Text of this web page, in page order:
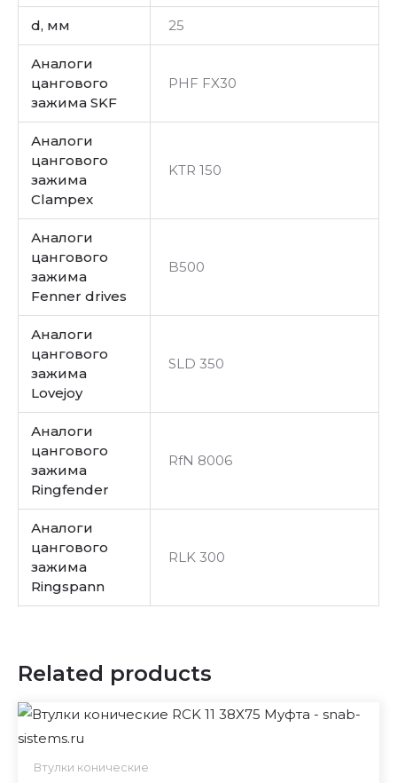
d, мм 25
Аналоги
цангового
зажима SKF
PHF FX30
Аналоги
цангового
зажима
Clampex
KTR 150
Аналоги
цангового
зажима
Fenner drives
B500
Аналоги
цангового
зажима
Lovejoy
SLD 350
Аналоги
цангового
зажима
Ringfender
RfN 8006
Аналоги
цангового
зажима
Ringspann
RLK 300
Related products
Втулки конические